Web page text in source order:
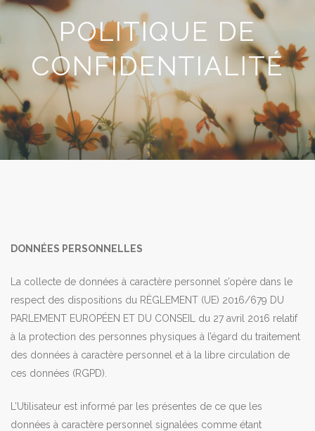
POLITIQUE DE
CONFIDENTIALITÉ
DONNÉES PERSONNELLES
La collecte de données à caractère personnel s’opère dans le
respect des dispositions du RÈGLEMENT (UE) 2016/679 DU
PARLEMENT EUROPÉEN ET DU CONSEIL du 27 avril 2016 relatif
à la protection des personnes physiques à l’égard du traitement
des données à caractère personnel et à la libre circulation de
ces données (RGPD).
L’Utilisateur est informé par les présentes de ce que les
données à caractère personnel signalées comme étant